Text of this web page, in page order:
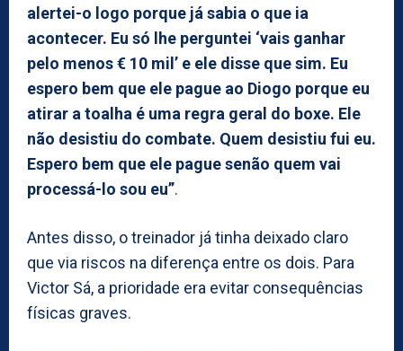
alertei-o logo porque já sabia o que ia
acontecer. Eu só lhe perguntei ‘vais ganhar
pelo menos € 10 mil’ e ele disse que sim. Eu
espero bem que ele pague ao Diogo porque eu
atirar a toalha é uma regra geral do boxe. Ele
não desistiu do combate. Quem desistiu fui eu.
Espero bem que ele pague senão quem vai
processá-lo sou eu”.
Antes disso, o treinador já tinha deixado claro
que via riscos na diferença entre os dois. Para
Victor Sá, a prioridade era evitar consequências
físicas graves.